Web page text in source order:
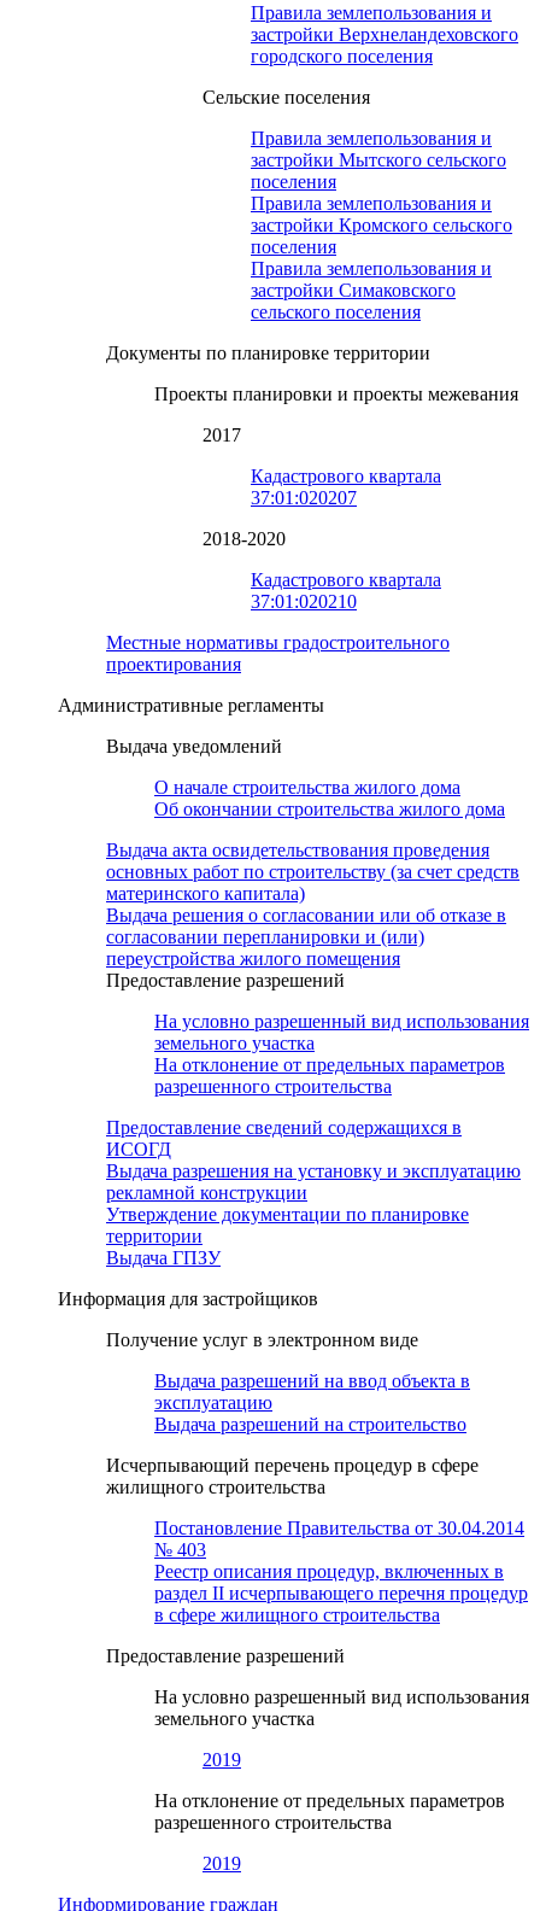
Правила землепользования и
застройки Верхнеландеховского
городского поселения
Сельские поселения
Правила землепользования и
застройки Мытского сельского
поселения
Правила землепользования и
застройки Кромского сельского
поселения
Правила землепользования и
застройки Симаковского
сельского поселения
Документы по планировке территории
Проекты планировки и проекты межевания
2017
Кадастрового квартала
37:01:020207
2018-2020
Кадастрового квартала
37:01:020210
Местные нормативы градостроительного
проектирования
Административные регламенты
Выдача уведомлений
О начале строительства жилого дома
Об окончании строительства жилого дома
Выдача акта освидетельствования проведения
основных работ по строительству (за счет средств
материнского капитала)
Выдача решения о согласовании или об отказе в
согласовании перепланировки и (или)
переустройства жилого помещения
Предоставление разрешений
На условно разрешенный вид использования
земельного участка
На отклонение от предельных параметров
разрешенного строительства
Предоставление сведений содержащихся в
ИСОГД
Выдача разрешения на установку и эксплуатацию
рекламной конструкции
Утверждение документации по планировке
территории
Выдача ГПЗУ
Информация для застройщиков
Получение услуг в электронном виде
Выдача разрешений на ввод объекта в
эксплуатацию
Выдача разрешений на строительство
Исчерпывающий перечень процедур в сфере
жилищного строительства
Постановление Правительства от 30.04.2014
№ 403
Реестр описания процедур, включенных в
раздел II исчерпывающего перечня процедур
в сфере жилищного строительства
Предоставление разрешений
На условно разрешенный вид использования
земельного участка
2019
На отклонение от предельных параметров
разрешенного строительства
2019
Информирование граждан